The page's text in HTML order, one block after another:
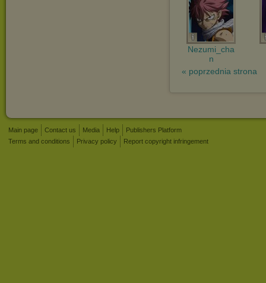
Nezumi_cha
n
« poprzednia strona
Main page Contact us Media Help
Publishers Platform
Terms and conditions
Privacy policy Report copyright infringement